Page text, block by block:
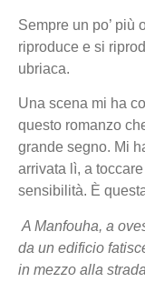
Sempre un po’ più
riproduce e si
ubriaca.
Una scena mi ha
questo romanzo
grande segno. Mi
arrivata lì, a
sensibilità. È
A Manfouha, a
da un edificio
in mezzo alla